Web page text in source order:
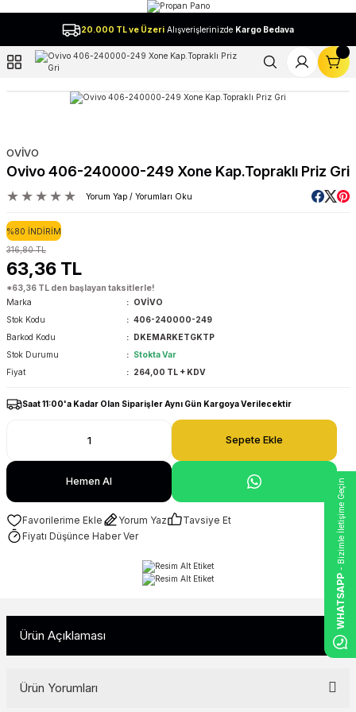
20.000 TL ve Üzeri Alışverişlerinizde Kargo Bedava
OVİVO
Ovivo 406-240000-249 Xone Kap.Topraklı Priz Gri
Yorum Yap / Yorumları Oku
%80 İNDİRİM
316,80 TL
63,36 TL
*63,36 TL den başlayan taksitlerle!
Marka
OVİVO
Stok Kodu
406-240000-249
Barkod Kodu
DKEMARKETGKTP
Stok Durumu
Stokta Var
Fiyat
264,00 TL + KDV
Saat 11:00'a Kadar Olan Siparişler Aynı Gün Kargoya Verilecektir
Sepete Ekle
Hemen Al
Yorum Yaz
Tavsiye Et
Fiyatı Düşünce Haber Ver
Ürün Açıklaması
Ürün Yorumları
WHATSAPP
- Bizimle İletişime Geçin